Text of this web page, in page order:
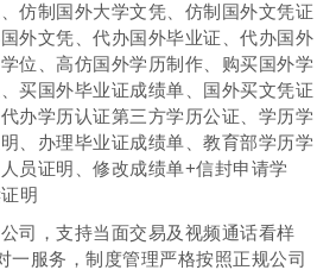
仿制国外大学文凭、仿制国外文凭证
外文凭、代办国外毕业证、代办国外
位、高仿国外学历制作、购买国外学
买国外毕业证成绩单、国外买文凭证
办学历认证第三方学历公证、学历学
、办理毕业证成绩单、教育部学历学
员证明、修改成绩单+信封申请学
明
司，支持当面交易及视频通话看样
一服务，制度管理严格按照正规公司